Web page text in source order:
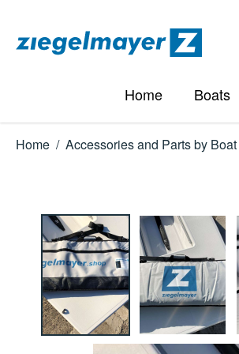
Home Boats
Home / Accessories and Parts by Boat